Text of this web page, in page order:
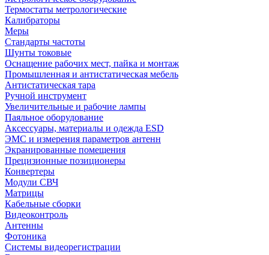
Термостаты метрологические
Калибраторы
Меры
Стандарты частоты
Шунты токовые
Оснащение рабочих мест, пайка и монтаж
Промышленная и антистатическая мебель
Антистатическая тара
Ручной инструмент
Увеличительные и рабочие лампы
Паяльное оборудование
Аксессуары, материалы и одежда ESD
ЭМС и измерения параметров антенн
Экранированные помещения
Прецизионные позиционеры
Конвертеры
Модули СВЧ
Матрицы
Кабельные сборки
Видеоконтроль
Антенны
Фотоника
Cистемы видеорегистрации